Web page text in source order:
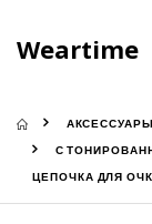
Weartime
С
ЦЕПОЧКА ДЛЯ